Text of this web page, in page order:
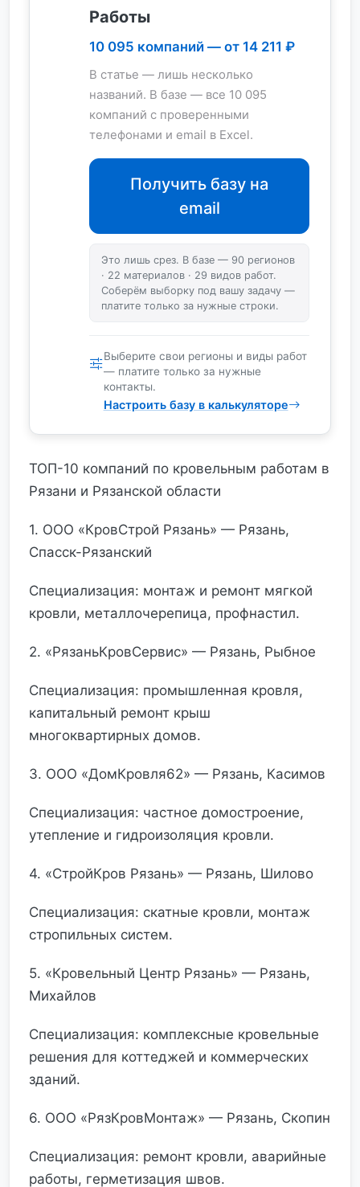
Работы
10 095 компаний — от 14 211 ₽
В статье — лишь несколько
названий. В базе — все 10 095
компаний с проверенными
телефонами и email в Excel.
Получить базу на
email
Это лишь срез. В базе — 90 регионов
· 22 материалов · 29 видов работ.
Соберём выборку под вашу задачу —
платите только за нужные строки.
Выберите свои регионы и виды работ
— платите только за нужные
контакты.
Настроить базу в калькуляторе
ТОП-10 компаний по кровельным работам в
Рязани и Рязанской области
1. ООО «КровСтрой Рязань» — Рязань,
Спасск-Рязанский
Специализация: монтаж и ремонт мягкой
кровли, металлочерепица, профнастил.
2. «РязаньКровСервис» — Рязань, Рыбное
Специализация: промышленная кровля,
капитальный ремонт крыш
многоквартирных домов.
3. ООО «ДомКровля62» — Рязань, Касимов
Специализация: частное домостроение,
утепление и гидроизоляция кровли.
4. «СтройКров Рязань» — Рязань, Шилово
Специализация: скатные кровли, монтаж
стропильных систем.
5. «Кровельный Центр Рязань» — Рязань,
Михайлов
Специализация: комплексные кровельные
решения для коттеджей и коммерческих
зданий.
6. ООО «РязКровМонтаж» — Рязань, Скопин
Специализация: ремонт кровли, аварийные
работы, герметизация швов.